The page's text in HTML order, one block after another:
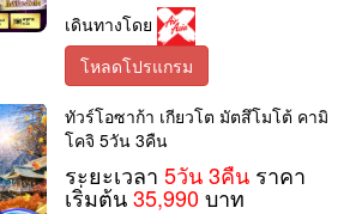
เดินทางโดย
โหลดโปรแกรม
ทัวร์โอซาก้า เกียวโต มัตสึโมโต้ คามิ
โคจิ 5วัน 3คืน
ระยะเวลา5วัน 3คืน ราคา
เริ่มต้น35,990บาท